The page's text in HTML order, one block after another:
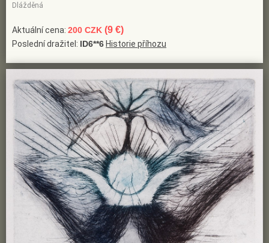
Dlážděná
Aktuální cena: 200 CZK (9 €)
Poslední dražitel: ID6**6 Historie příhozu